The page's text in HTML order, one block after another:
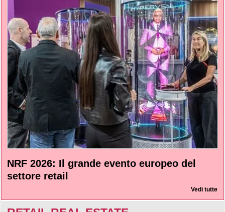
NRF 2026: Il grande evento europeo del
settore retail
Vedi tutte